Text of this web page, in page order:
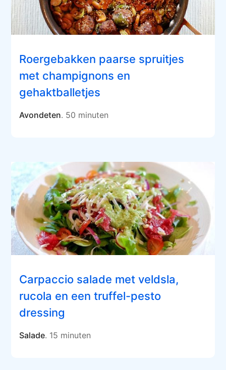
Roergebakken paarse spruitjes
met champignons en
gehaktballetjes
Avondeten. 50 minuten
Carpaccio salade met veldsla,
rucola en een truffel-pesto
dressing
Salade. 15 minuten